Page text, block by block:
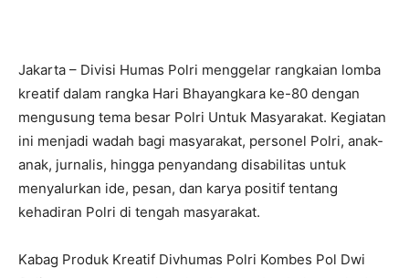
Jakarta – Divisi Humas Polri menggelar rangkaian lomba
kreatif dalam rangka Hari Bhayangkara ke-80 dengan
mengusung tema besar Polri Untuk Masyarakat. Kegiatan
ini menjadi wadah bagi masyarakat, personel Polri, anak-
anak, jurnalis, hingga penyandang disabilitas untuk
menyalurkan ide, pesan, dan karya positif tentang
kehadiran Polri di tengah masyarakat.
Kabag Produk Kreatif Divhumas Polri Kombes Pol Dwi